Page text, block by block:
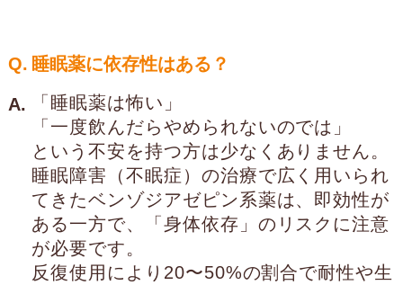
Q. 睡眠薬に依存性はある？
A.
「睡眠薬は怖い」
「一度飲んだらやめられないのでは」
という不安を持つ方は少なくありません。
睡眠障害（不眠症）の治療で広く用いられ
てきたベンゾジアゼピン系薬は、即効性が
ある一方で、「身体依存」のリスクに注意
が必要です。
反復使用により20〜50%の割合で耐性や生